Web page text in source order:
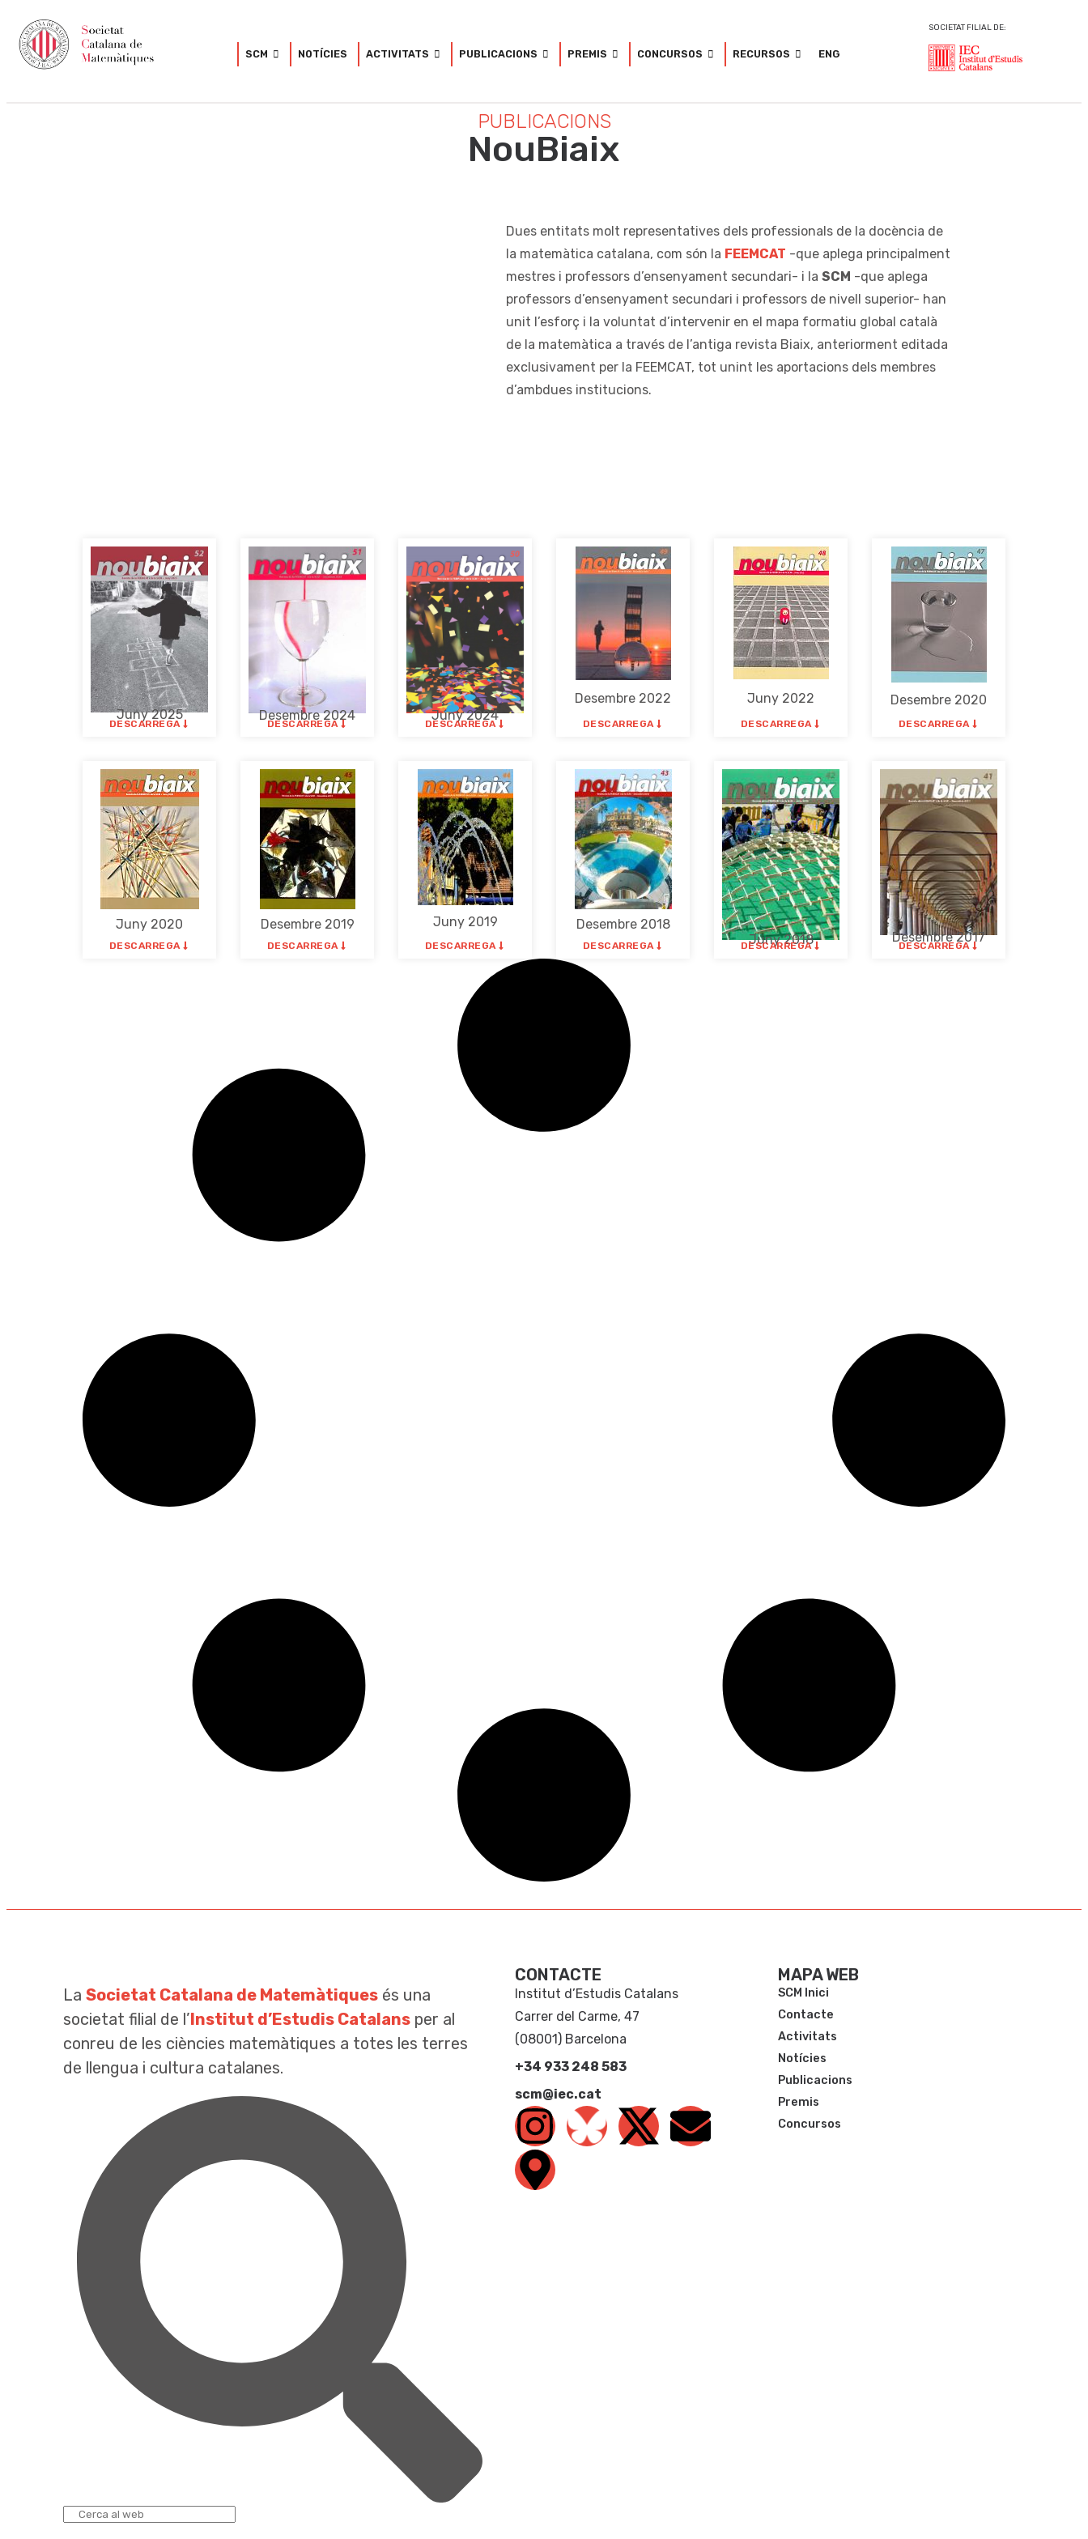
SCM NOTÍCIES ACTIVITATS PUBLICACIONS PREMIS CONCURSOS RECURSOS ENG
SOCIETAT FILIAL DE:
PUBLICACIONS
NouBiaix
Dues entitats molt representatives dels professionals de la docència de
la matemàtica catalana, com són la FEEMCAT -que aplega principalment
mestres i professors d’ensenyament secundari- i la SCM -que aplega
professors d’ensenyament secundari i professors de nivell superior- han
unit l’esforç i la voluntat d’intervenir en el mapa formatiu global català
de la matemàtica a través de l’antiga revista Biaix, anteriorment editada
exclusivament per la FEEMCAT, tot unint les aportacions dels membres
d’ambdues institucions.
Juny 2025
DESCARREGA
Desembre 2024
DESCARREGA
Juny 2024
DESCARREGA
Desembre 2022
DESCARREGA
Juny 2022
DESCARREGA
Desembre 2020
DESCARREGA
Juny 2020
DESCARREGA
Desembre 2019
DESCARREGA
Juny 2019
DESCARREGA
Desembre 2018
DESCARREGA Juny 2018
DESCARREGA
Desembre 2017
DESCARREGA
La Societat Catalana de Matemàtiques és una
societat filial de l’Institut d’Estudis Catalans per al
conreu de les ciències matemàtiques a totes les terres
de llengua i cultura catalanes.
CONTACTE
Institut d’Estudis Catalans
Carrer del Carme, 47
(08001) Barcelona
+34 933 248 583
scm@iec.cat
MAPA WEB
SCM Inici
Contacte
Activitats
Notícies
Publicacions
Premis
Concursos